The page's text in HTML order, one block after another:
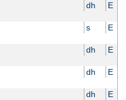
dh E
s E
dh E
dh E
dh E